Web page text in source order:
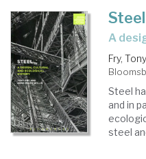
Steel
a
Fry, Tony
Steel
and in
steel